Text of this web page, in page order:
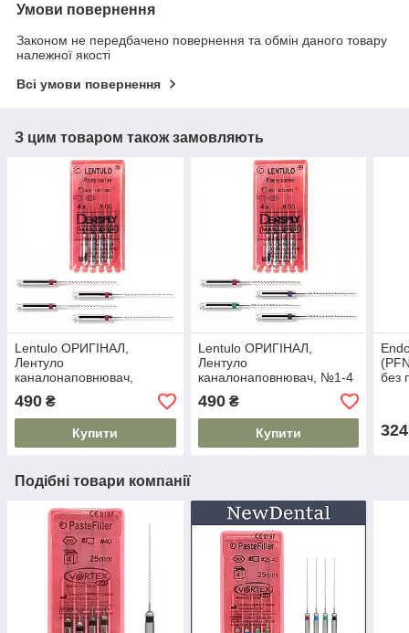
Умови повернення
Законом не передбачено повернення та обмін даного товару
належної якості
Всі умови повернення
З цим товаром також замовляють
Lentulo ОРИГІНАЛ,
Лентуло
каналонаповнювач,
ЧОРНІ №4 25 мм
490 ₴
Купити
Lentulo ОРИГІНАЛ,
Лентуло
каналонаповнювач, №1-4
Асорті 25 мм
490₴
Купити
без
324
Подібні товари компанії